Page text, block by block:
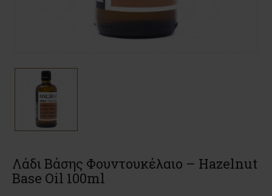
Λάδι Βάσης Φουντουκέλαιο – Hazelnut
Base Oil 100ml